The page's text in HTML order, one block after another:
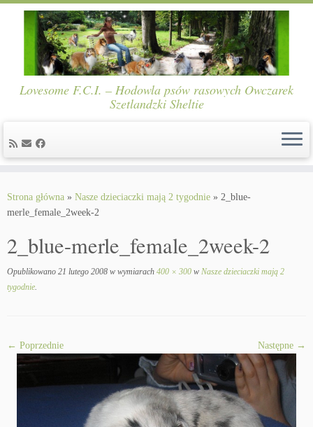
content
Lovesome F.C.I. – Hodowla psów rasowych Owczarek
Szetlandzki Sheltie
Strona główna » Nasze dzieciaczki mają 2 tygodnie » 2_blue-
merle_female_2week-2
2_blue-merle_female_2week-2
Opublikowano 21 lutego 2008 w wymiarach 400 × 300 w Nasze dzieciaczki mają 2
tygodnie.
← Poprzednie Następne →